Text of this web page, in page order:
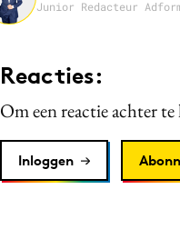
Junior Redacteur
Reacties:
Om een reactie achter
Inloggen